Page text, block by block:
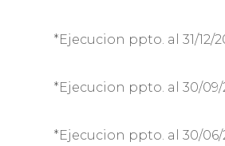
*Ejecucion ppto. al 31/12/
*Ejecucion ppto. al 30/
*Ejecucion ppto. al 30/